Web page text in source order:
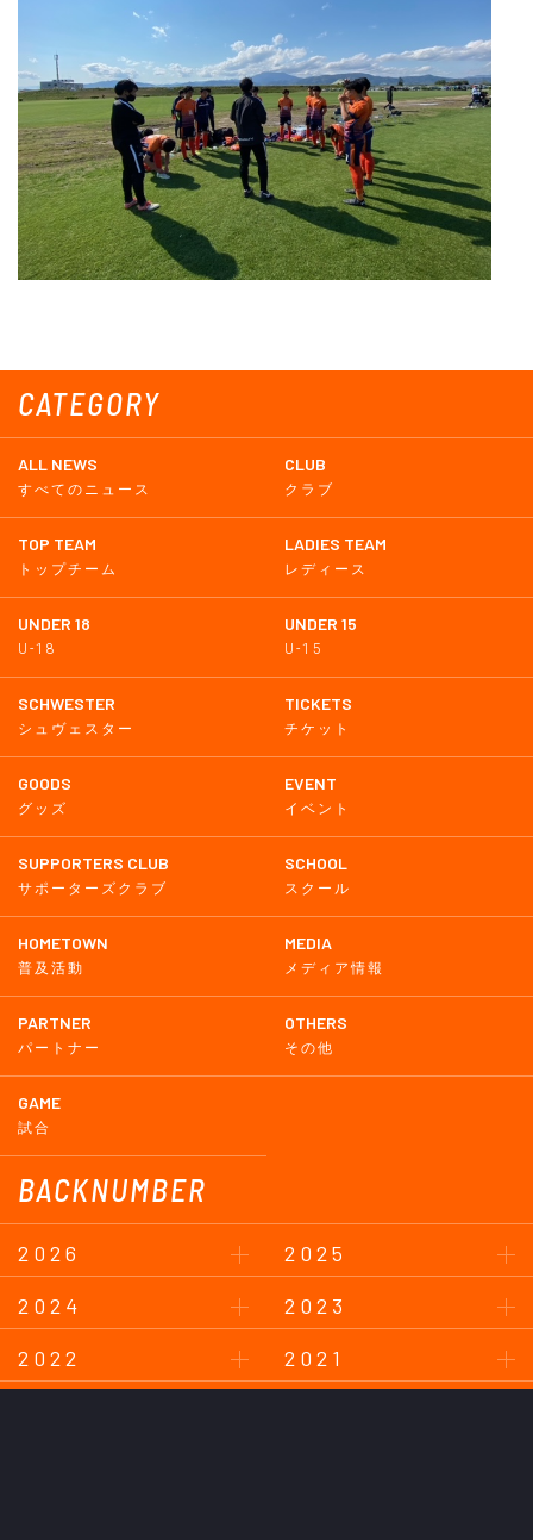
CATEGORY
ALL NEWS
すべてのニュース
CLUB
クラブ
TOP TEAM
トップチーム
LADIES TEAM
レディース
UNDER 18
U-18
UNDER 15
U-15
SCHWESTER
シュヴェスター
TICKETS
チケット
GOODS
グッズ
EVENT
イベント
SUPPORTERS CLUB
サポーターズクラブ
SCHOOL
スクール
HOMETOWN
普及活動
MEDIA
メディア情報
PARTNER
パートナー
OTHERS
その他
GAME
試合
BACKNUMBER
2026
2025
2024
2023
2022
2021